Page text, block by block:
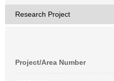
Research Project
Project/Area Number